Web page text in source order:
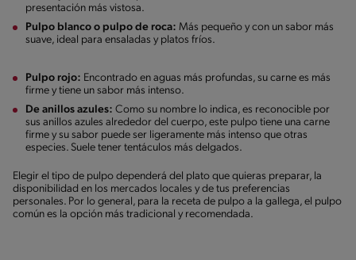
presentación más vistosa.
Pulpo blanco o pulpo de roca: Más pequeño y con un sabor más
suave, ideal para ensaladas y platos fríos.
Pulpo rojo: Encontrado en aguas más profundas, su carne es más
firme y tiene un sabor más intenso.
De anillos azules: Como su nombre lo indica, es reconocible por
sus anillos azules alrededor del cuerpo, este pulpo tiene una carne
firme y su sabor puede ser ligeramente más intenso que otras
especies. Suele tener tentáculos más delgados.
Elegir el tipo de pulpo dependerá del plato que quieras preparar, la
disponibilidad en los mercados locales y de tus preferencias
personales. Por lo general, para la receta de pulpo a la gallega, el pulpo
común es la opción más tradicional y recomendada.